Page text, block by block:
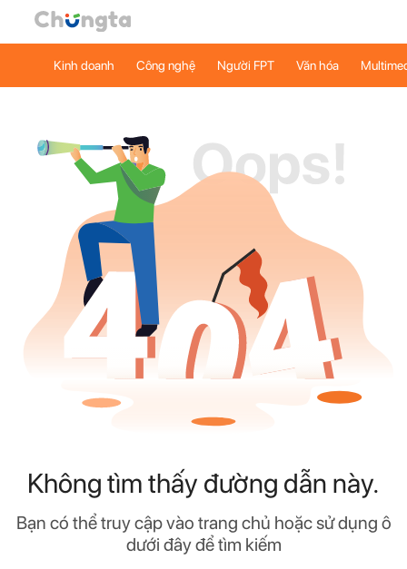
Kinh doanh Công nghệ Người FPT Văn hóa
Không tìm thấy đường dẫn này.
Bạn có thể truy cập vào trang chủ hoặc sử dụng ô
dưới đây để tìm kiếm